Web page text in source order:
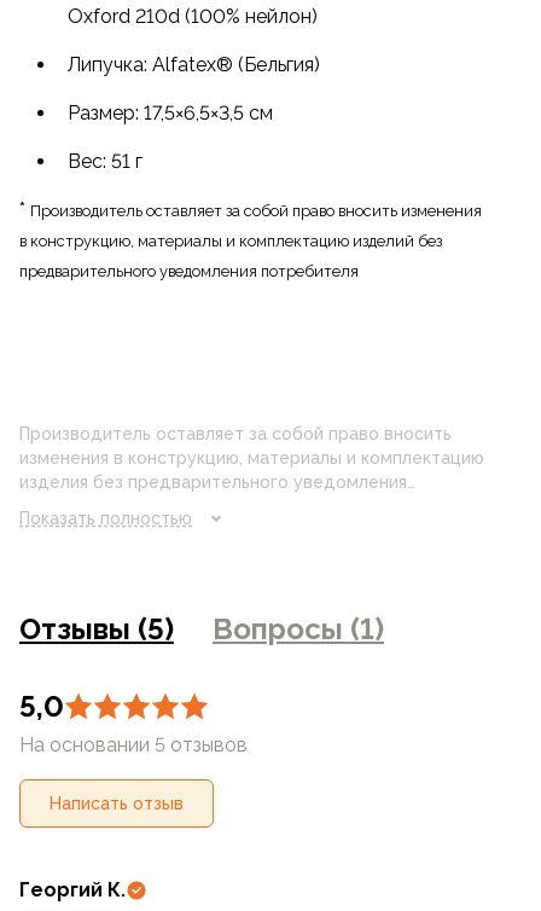
Oxford 210d (100% нейлон)
Липучка: Alfatex® (Бельгия)
Размер: 17,5×6,5×3,5 см
Вес: 51 г
* Производитель оставляет за собой право вносить изменения
в конструкцию, материалы и комплектацию изделий без
предварительного уведомления потребителя
Производитель оставляет за собой право вносить
изменения в конструкцию, материалы и комплектацию
изделия без предварительного уведомления
отличаться от реального цвета товара, что связано с
магазинах
Показать полностью
Отзывы (5) Вопросы (1)
5,0
На основании 5 отзывов
Написать отзыв
Георгий К.